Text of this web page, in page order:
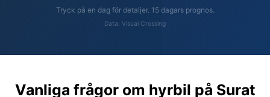
Tryck på en dag för detaljer. 15 dagars prognos.
Data: Visual Crossing
Vanliga frågor om hyrbil på Surat